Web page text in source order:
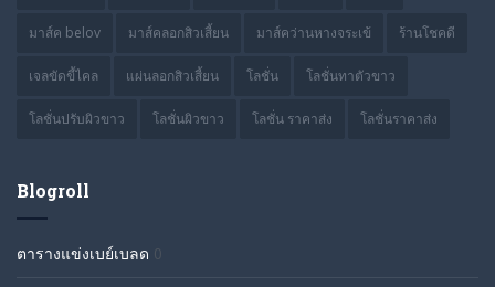
มาส์ค belov มาส์คลอกสิวเสี้ยน มาส์คว่านหางจระเข้ ร้านโชคดี
เจลขัดขี้ไคล แผ่นลอกสิวเสี้ยน โลชั่น โลชั่นทาตัวขาว
โลชั่นปรับผิวขาว โลชั่นผิวขาว โลชั่น ราคาส่ง โลชั่นราคาส่ง
Blogroll
ตารางแข่งเบย์เบลด 0